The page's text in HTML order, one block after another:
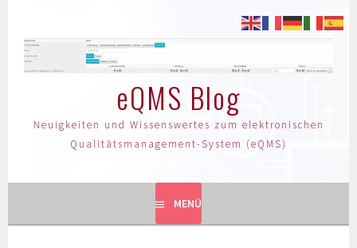
eQMS Blog
Neuigkeiten und Wissenswertes zum elektronischen
Qualitätsmanagement-System (eQMS)
MENÜ